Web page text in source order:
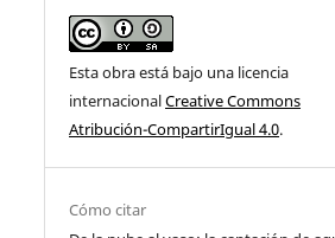
Esta obra está bajo una licencia
internacionalCreative Commons
Atribución-CompartirIgual 4.0.
Cómo citar